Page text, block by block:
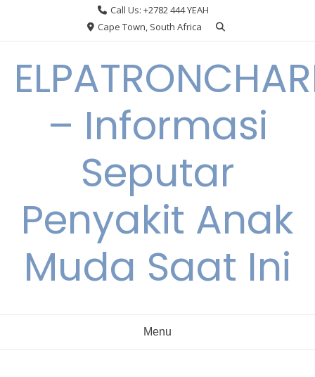
Call Us: +2782 444 YEAH
Cape Town, South Africa
– Informasi
Seputar
Penyakit Anak
Muda Saat Ini
Menu